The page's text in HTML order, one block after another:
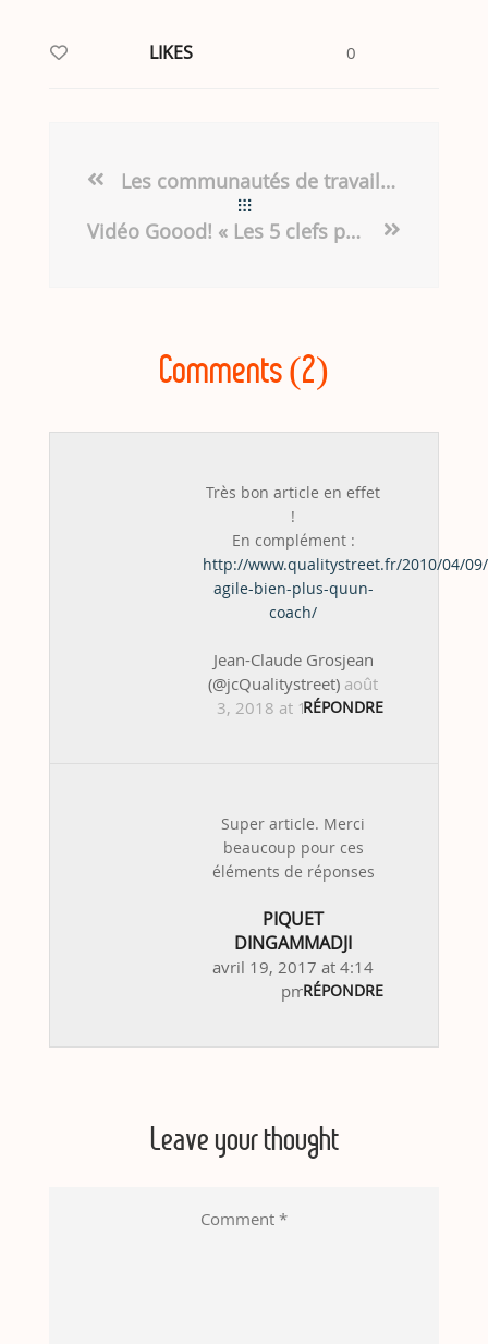
LIKES 0
Les communautés de travail du Dauphiné de 1940 un exemple d’autogestion source d’inspiration pour nos organisations ?
Vidéo Goood! « Les 5 clefs pour réussir son Marshmallow Challenge »
Comments (2)
Très bon article en effet
!
En complément :
http://www.qualitystreet.fr/2010/04/
agile-bien-plus-quun-
coach/
Jean-Claude Grosjean
(@jcQualitystreet) août
3, 2018 at 10:38 am
RÉPONDRE
Super article. Merci
beaucoup pour ces
éléments de réponses
PIQUET
DINGAMMADJI
avril 19, 2017 at 4:14
pmRÉPONDRE
Leave your thought